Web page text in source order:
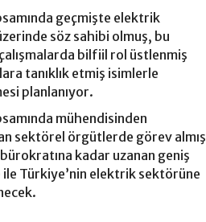
geçmişte elektrik
söz sahibi olmuş, bu
bilfiil rol üstlenmiş
tanıklık etmiş isimlerle
planlanıyor.
mühendisinden
sektörel örgütlerde görev almış
kadar uzanan geniş
Türkiye’nin elektrik sektörüne